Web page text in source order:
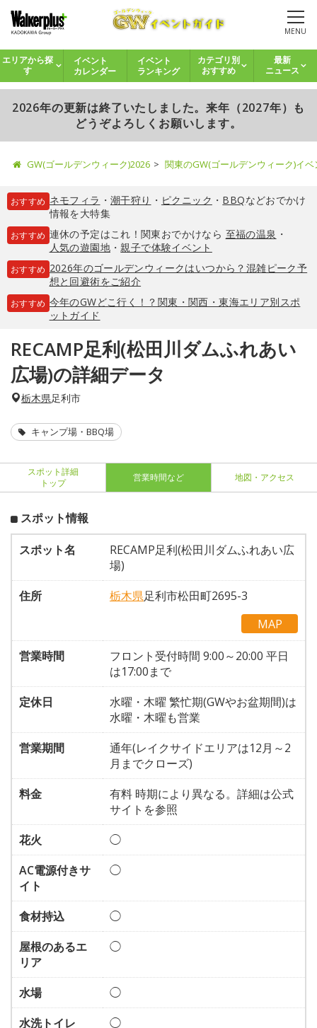
MENU
エリアから探
す
イベント
カレンダー
イベント
ランキング
カテゴリ別
おすすめ
最新
ニュース
2026年の更新は終了いたしました。来年（2027年）も
どうぞよろしくお願いします。
GW(ゴールデンウィーク)2026 関東のGW(ゴールデンウィーク)イ
おすすめ ネモフィラ ・ 潮干狩り ・ ピクニック ・ BBQなどおでかけ
情報を大特集
おすすめ 連休の予定はこれ！関東おでかけなら 至福の温泉 ・
人気の遊園地・親子で体験イベント
おすすめ 2026年のゴールデンウィークはいつから？混雑ピーク予
想と回避術をご紹介
おすすめ 今年のGWどこ行く！？関東・関西・東海エリア別スポ
ットガイド
RECAMP足利(松田川ダムふれあい
広場)の詳細データ
栃木県足利市
キャンプ場・BBQ場
スポット詳細
トップ
営業時間など 地図・アクセス
スポット情報
スポット名
RECAMP足利(松田川ダムふれあい広
場)
住所
栃木県足利市松田町2695-3
MAP
営業時間
フロント受付時間 9:00～20:00 平日
は17:00まで
定休日
水曜・木曜 繁忙期(GWやお盆期間)は
水曜・木曜も営業
営業期間
通年(レイクサイドエリアは12月～2
月までクローズ)
料金
有料 時期により異なる。詳細は公式
サイトを参照
花火
◯
AC電源付きサ
イト
◯
食材持込
◯
屋根のあるエ
リア
◯
水場
◯
水洗トイレ
◯